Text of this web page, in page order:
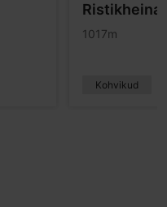
Ristikheina
1017m
Kohvikud